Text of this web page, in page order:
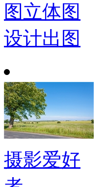
图立体图
设计出图
摄影爱好